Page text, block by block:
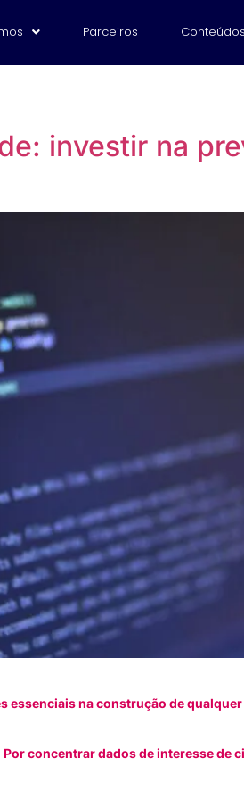
Parceiros Conteúdos
investir na
na construção de
concentrar dados de interesse